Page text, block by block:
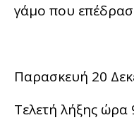
γάμο που
Παρασκευή 20
Τελετή λήξης ώρα